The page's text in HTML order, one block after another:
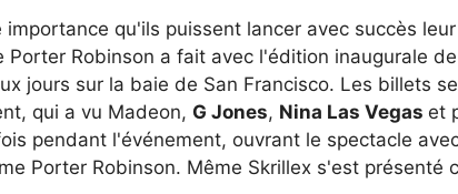
qu'ils puissent lancer avec succès
Robinson a fait avec l'édition inaugurale de
jours sur la baie de San Francisco. Les billets
qui a vu Madeon, G Jones, Nina Las Vegas et
pendant l'événement, ouvrant le spectacle
Porter Robinson. Même Skrillex s'est présenté